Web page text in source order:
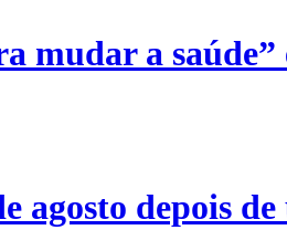
mudar a
agosto depois